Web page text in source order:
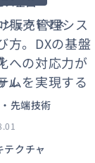
販売管理シス
方。DXの基盤
への対応力が
ムを実現する
ジェクトマネ
ル
先端技術
テクチャ